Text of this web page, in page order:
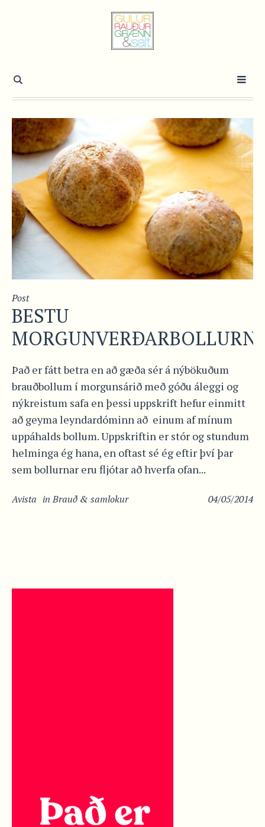
Post
BESTU
Það er fátt betra en að gæða sér á nýbökuðum
brauðbollum í morgunsárið með góðu áleggi og
nýkreistum safa en þessi uppskrift hefur einmitt
að geyma leyndardóminn að einum af mínum
uppáhalds bollum. Uppskriftin er stór og stundum
helminga ég hana, en oftast sé ég eftir því þar
sem bollurnar eru fljótar að hverfa ofan...
04/05/2014
Avista inBrauð & samlokur